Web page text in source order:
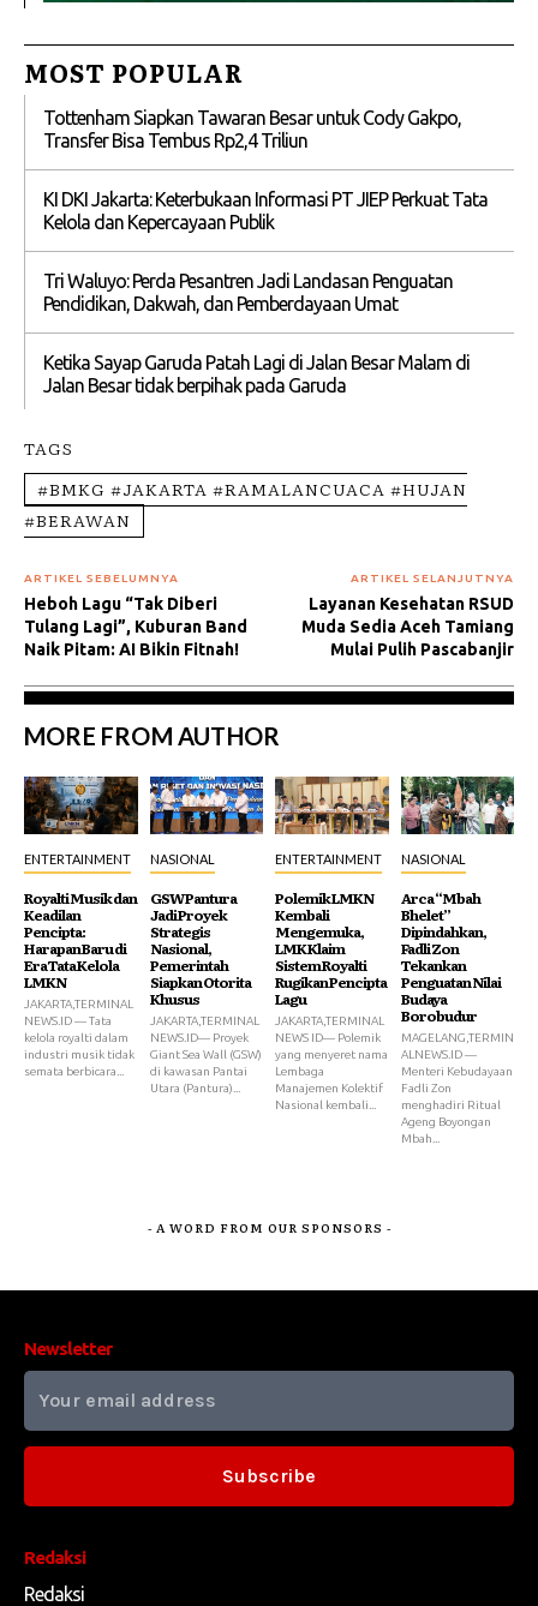
MOST POPULAR
Tottenham Siapkan Tawaran Besar untuk Cody Gakpo,
Transfer Bisa Tembus Rp2,4 Triliun
KI DKI Jakarta: Keterbukaan Informasi PT JIEP Perkuat Tata
Kelola dan Kepercayaan Publik
Tri Waluyo: Perda Pesantren Jadi Landasan Penguatan
Pendidikan, Dakwah, dan Pemberdayaan Umat
Ketika Sayap Garuda Patah Lagi di Jalan Besar Malam di
Jalan Besar tidak berpihak pada Garuda
TAGS
#BMKG #JAKARTA #RAMALANCUACA #HUJAN
#BERAWAN
ARTIKEL SEBELUMNYA
Heboh Lagu “Tak Diberi
Tulang Lagi”, Kuburan Band
Naik Pitam: AI Bikin Fitnah!
ARTIKEL SELANJUTNYA
Layanan Kesehatan RSUD
Muda Sedia Aceh Tamiang
Mulai Pulih Pascabanjir
MORE FROM AUTHOR
ENTERTAINMENT
Royalti Musik dan
Keadilan
Pencipta:
Harapan Baru di
Era Tata Kelola
LMKN
JAKARTA,TERMINAL
NEWS.ID — Tata
kelola royalti dalam
industri musik tidak
semata berbicara...
NASIONAL
GSW Pantura
Jadi Proyek
Strategis
Nasional,
Pemerintah
Siapkan Otorita
Khusus
JAKARTA,TERMINAL
NEWS.ID— Proyek
Giant Sea Wall (GSW)
di kawasan Pantai
Utara (Pantura)...
ENTERTAINMENT
Polemik LMKN
Kembali
Mengemuka,
LMK Klaim
Sistem Royalti
Rugikan Pencipta
Lagu
JAKARTA,TERMINAL
NEWS ID— Polemik
yang menyeret nama
Lembaga
Manajemen Kolektif
Nasional kembali...
NASIONAL
Arca “Mbah
Bhelet”
Dipindahkan,
Fadli Zon
Tekankan
Penguatan Nilai
Budaya
Borobudur
MAGELANG,TERMIN
ALNEWS.ID —
Menteri Kebudayaan
Fadli Zon
menghadiri Ritual
Ageng Boyongan
Mbah...
- A WORD FROM OUR SPONSORS -
Redaksi
Redaksi
Newsletter
Subscribe